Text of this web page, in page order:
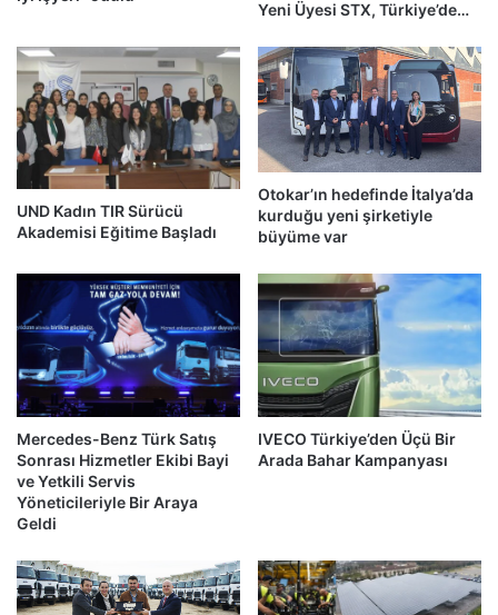
Yeni Üyesi STX, Türkiye’de…
UND Kadın TIR Sürücü
Akademisi Eğitime Başladı
Otokar’ın hedefinde İtalya’da
kurduğu yeni şirketiyle
büyüme var
Mercedes-Benz Türk Satış
Sonrası Hizmetler Ekibi Bayi
ve Yetkili Servis
Yöneticileriyle Bir Araya
Geldi
IVECO Türkiye’den Üçü Bir
Arada Bahar Kampanyası